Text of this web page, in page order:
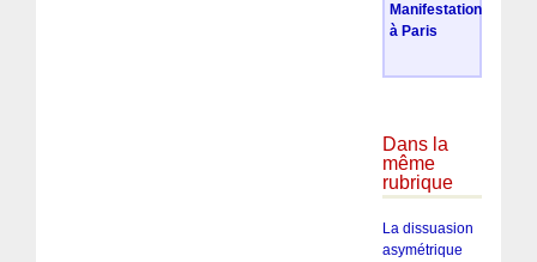
Manifestation
à Paris
Dans la
même
rubrique
La dissuasion
asymétrique